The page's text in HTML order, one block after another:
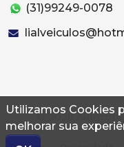
Utilizamos Cookies
melhorar sua
(31)99249-0078
© 2026